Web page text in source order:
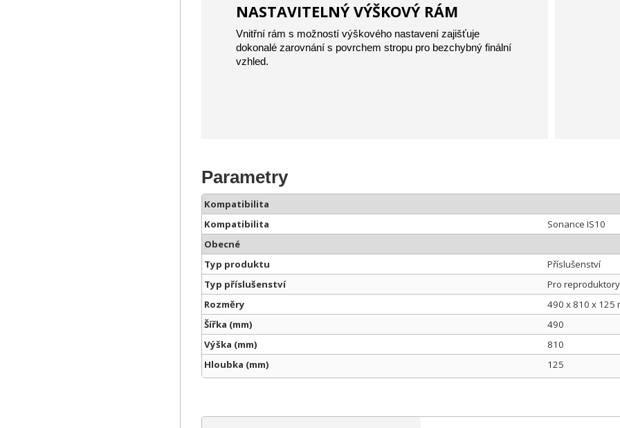
NASTAVITELNÝ VÝŠKOVÝ RÁM
Vnitřní rám s možností výškového nastavení zajišťuje
dokonalé zarovnání s povrchem stropu pro bezchybný finální
vzhled.
Parametry
Kompatibilita
Kompatibilita
Sonance IS10
Obecné
Typ produktu
Příslušenství
Typ příslušenství
Pro reproduktory
Rozměry
490 x 810 x 125
Šířka (mm)
490
Výška (mm)
810
Hloubka (mm)
125